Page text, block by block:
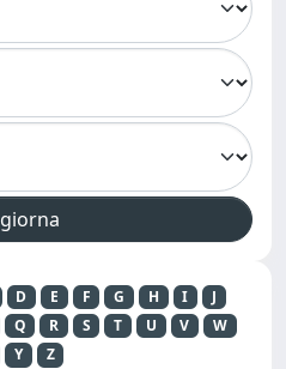
D E F G H I
J
Q R S T U V
W
Y Z